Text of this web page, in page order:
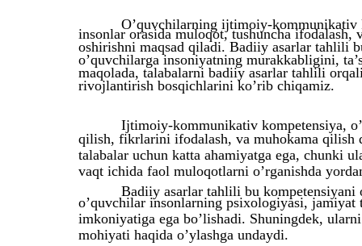
O’quvchilarning ijtimoiy-
insonlar orasida muloqot, tushuncha
oshirishni maqsad qiladi. Badiiy asarlar tahlili
o’quvchilarga insoniyatning murakkabligini,
maqolada, talabalarni badiiy asarlar tahlili
rivojlantirish bosqichlarini ko’rib chiqamiz.
Ijtimoiy-kommunikativ kompetensiya,
qilish, fikrlarini ifodalash, va muhokama
talabalar uchun katta ahamiyatga ega, chunki
vaqt ichida faol muloqotlarni o’rganishda
Badiiy asarlar tahlili bu
o’quvchilar insonlarning psixologiyasi,
imkoniyatiga ega bo’lishadi. Shuningdek,
mohiyati haqida o’ylashga undaydi.